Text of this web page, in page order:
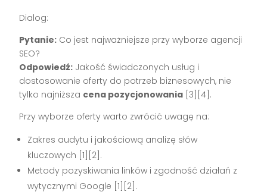
Dialog:
Pytanie: Co jest najważniejsze przy wyborze agencji
SEO?
Odpowiedź: Jakość świadczonych usług i
dostosowanie oferty do potrzeb biznesowych, nie
tylko najniższa cena pozycjonowania [3][4].
Przy wyborze oferty warto zwrócić uwagę na:
Zakres audytu i jakościową analizę słów
kluczowych [1][2].
Metody pozyskiwania linków i zgodność działań z
wytycznymi Google [1][2].